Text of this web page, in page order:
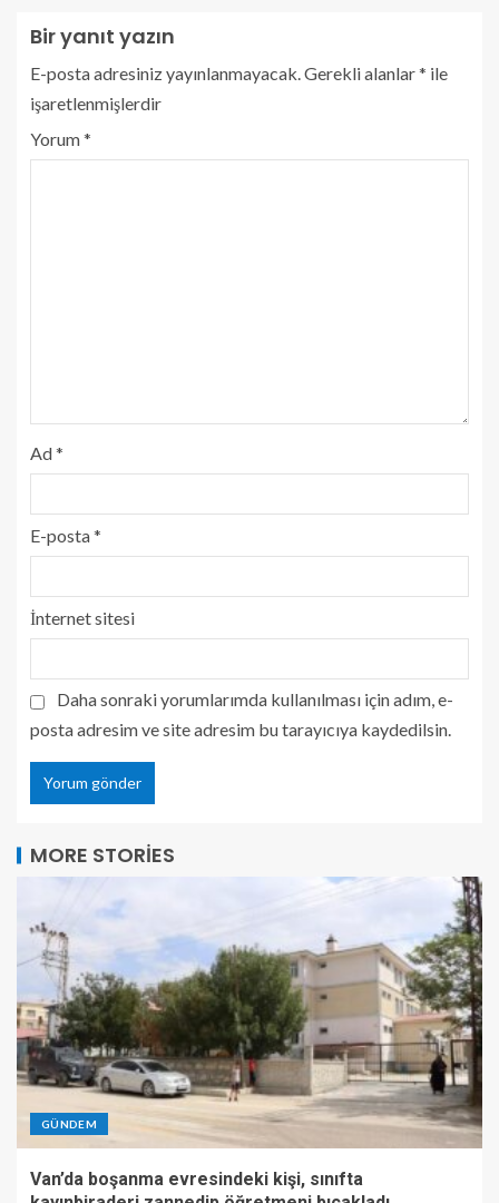
Bir yanıt yazın
E-posta adresiniz yayınlanmayacak.Gerekli alanlar* ile
işaretlenmişlerdir
Yorum*
Ad*
E-posta*
İnternet sitesi
Daha sonraki yorumlarımda kullanılması için adım, e-
posta adresim ve site adresim bu tarayıcıya kaydedilsin.
MORE STORIES
GÜNDEM
Van’da boşanma evresindeki kişi, sınıfta